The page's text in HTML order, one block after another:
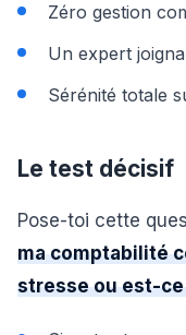
Zéro gestion
Un expert
Sérénité totale
Le test décisif
Pose-toi cette
ma comptabilité
stresse ou est-